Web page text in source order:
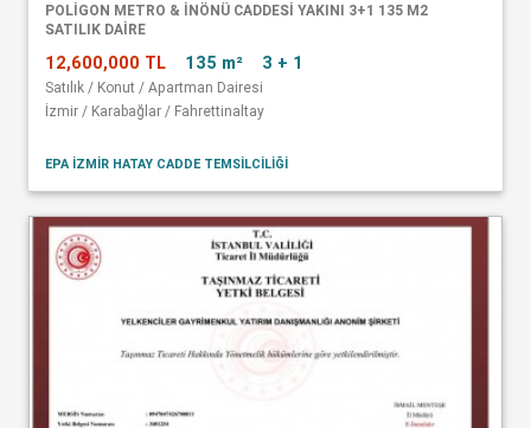
POLİGON METRO & İNÖNÜ CADDESİ YAKINI 3+1 135 M2
SATILIK DAİRE
12,600,000 TL 135 m² 3 + 1
Satılık / Konut / Apartman Dairesi
İzmir / Karabağlar / Fahrettinaltay
EPA İZMİR HATAY CADDE TEMSİLCİLİĞİ